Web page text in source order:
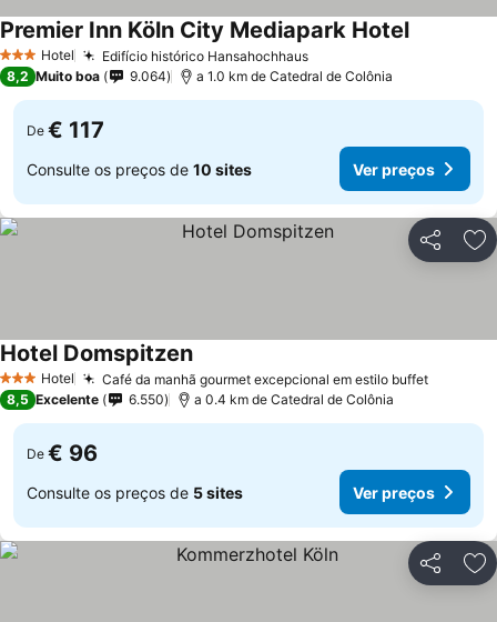
3 EstrelasHotel Edifício histórico Hansahochhaus
Premier Inn Köln City Mediapark Hotel
8,2 Muito boa 9.064 a 1.0 km de Catedral de Colônia
De € 117
Consulte os preços de 10 sites Ver preços
Partilhar
3 EstrelasHotel Café da manhã gourmet excepcional em estilo buffet
Hotel Domspitzen
8,5 Excelente 6.550 a 0.4 km de Catedral de Colônia
De € 96
Consulte os preços de 5 sites Ver preços
Partilhar